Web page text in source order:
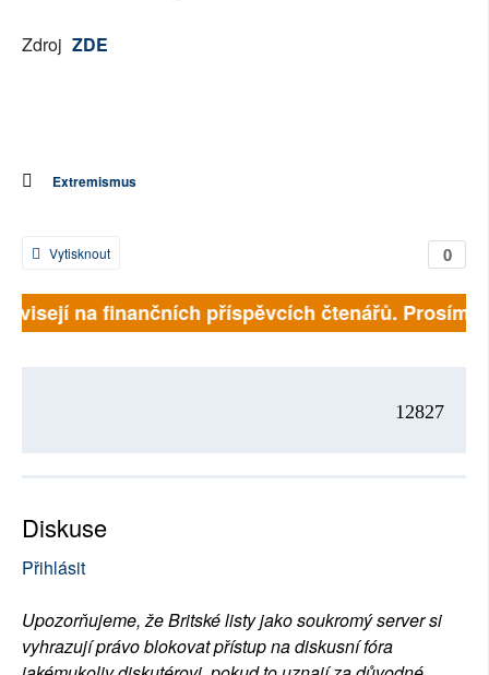
Zdroj ZDE
Extremismus
0
Vytisknout
na finančních příspěvcích čtenářů. Prosíme,
12827
Diskuse
Přihlásit
Upozorňujeme, že Britské listy jako soukromý server si
vyhrazují právo blokovat přístup na diskusní fóra